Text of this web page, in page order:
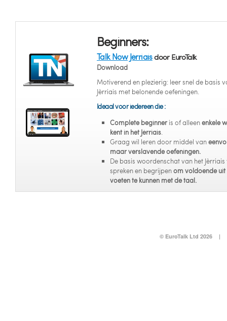
Beginners:
Talk Now Jèrriaisdoor EuroTalk
Download
Motiverend en plezierig: leer snel de basis
Jèrriais met belonende oefeningen.
Ideaal voor iedereen die :
Complete beginner is of alleenenkele
kent in het Jèrriais.
Graag wil leren door middel van
maar verslavende oefeningen.
De basis woordenschat van het Jèrriais
spreken en begrijpenom voldoende uit
voeten te kunnen met de taal.
© EuroTalk Ltd 2026 |